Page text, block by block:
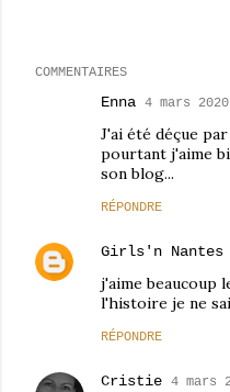
COMMENTAIRES
Enna 4 mars
J'ai été déçue
pourtant j'aime
son blog...
RÉPONDRE
Girls'n Nantes
j'aime beaucoup
l'histoire je ne
RÉPONDRE
Cristie 4 mars